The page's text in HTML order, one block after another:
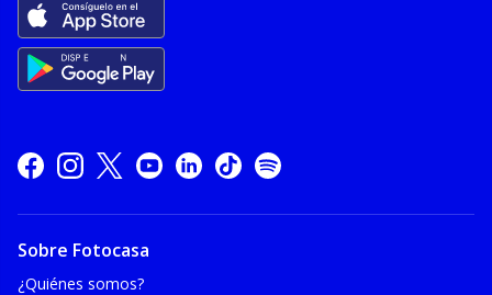
Sobre Fotocasa
¿Quiénes somos?